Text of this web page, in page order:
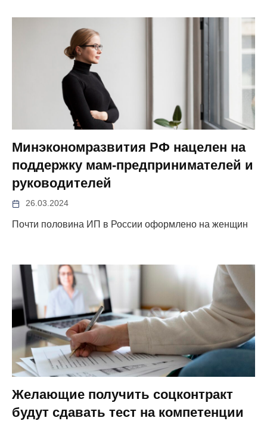
Минэкономразвития РФ нацелен на
поддержку мам-предпринимателей и
руководителей
26.03.2024
Почти половина ИП в России оформлено на женщин
Желающие получить соцконтракт
будут сдавать тест на компетенции